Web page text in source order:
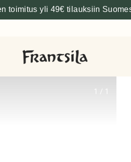
toimitus yli 49€ tilauksiin
1 / 1